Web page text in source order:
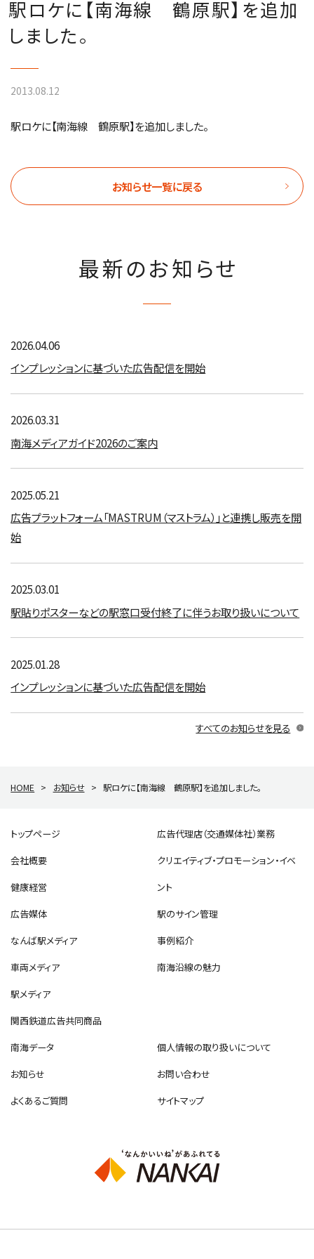
駅ロケに【南海線 鶴原駅】を追加
しました。
2013.08.12
駅ロケに【南海線 鶴原駅】を追加しました。
お知らせ一覧に戻る
最新のお知らせ
2026.04.06
インプレッションに基づいた広告配信を開始
2026.03.31
南海メディアガイド2026のご案内
2025.05.21
広告プラットフォーム「MASTRUM（マストラム）」と連携し販売を開
始
2025.03.01
駅貼りポスターなどの駅窓口受付終了に伴うお取り扱いについて
2025.01.28
インプレッションに基づいた広告配信を開始
すべてのお知らせを見る
HOME > お知らせ > 駅ロケに【南海線 鶴原駅】を追加しました。
トップページ
会社概要
健康経営
広告媒体
なんば駅メディア
車両メディア
駅メディア
関西鉄道広告共同商品
広告代理店（交通媒体社）業務
クリエイティブ・プロモーション・イベ
ント
駅のサイン管理
事例紹介
南海沿線の魅力
南海データ
個人情報の取り扱いについて
お知らせ
お問い合わせ
よくあるご質問
サイトマップ